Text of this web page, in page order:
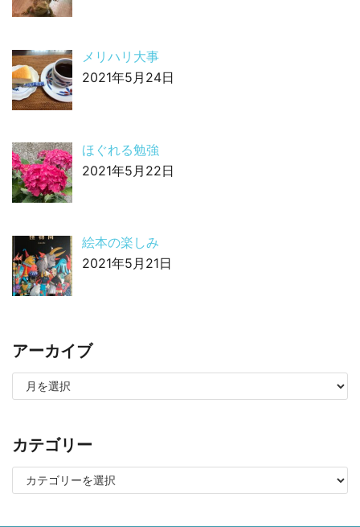
メリハリ大事
2021年5月24日
ほぐれる勉強
2021年5月22日
絵本の楽しみ
2021年5月21日
アーカイブ
カテゴリー